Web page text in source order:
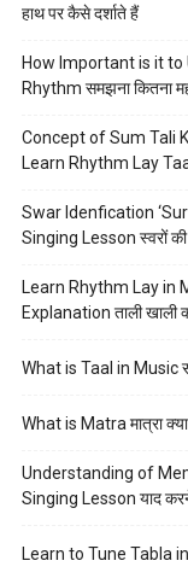
हाथ पर कैसे दर्शाते हैं
How Important is it to
Rhythm समझना कितना
Concept of Sum Tali
Learn Rhythm Lay
Swar Idenfication
Singing Lesson स्वरों की
Learn Rhythm Lay in
Explanation ताली खाली
What is Taal in Music
What is Matra मात्रा
Understanding of
Singing Lesson याद
Learn to Tune Tabla